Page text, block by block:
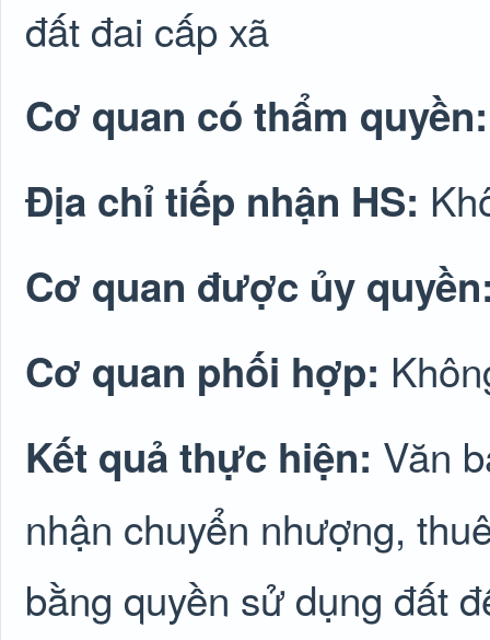
đất đai cấp xã
Cơ quan có thẩm
Địa chỉ tiếp nhận HS:
Cơ quan được ủy
Cơ quan phối hợp:
Kết quả thực hiện: Văn
nhận chuyển nhượng,
bằng quyền sử dụng đất